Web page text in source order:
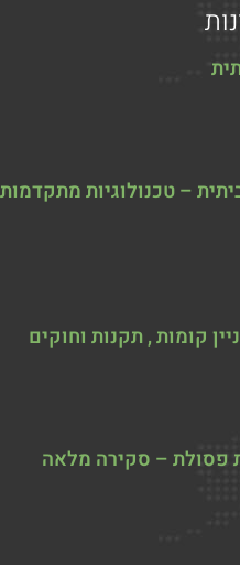
– טכנולוגיות מתקדמות
קומות , תקנות וחוקים
פסולת – סקירה מלאה